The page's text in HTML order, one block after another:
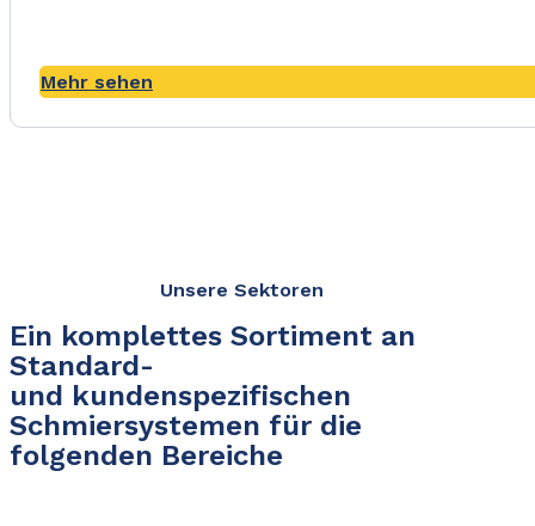
Mehr sehen
Unsere Sektoren
Ein komplettes Sortiment an
Standard-
und kundenspezifischen
Schmiersystemen für die
folgenden Bereiche